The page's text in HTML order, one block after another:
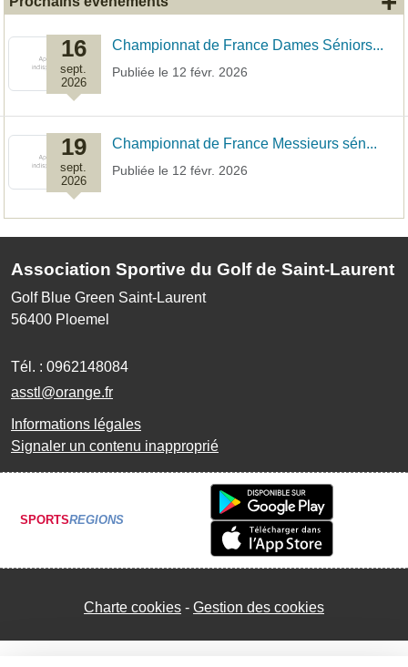
16
sept.
2026
Championnat de France Dames Séniors...
Publiée le 12 févr. 2026
19
sept.
2026
Championnat de France Messieurs sén...
Publiée le 12 févr. 2026
Association Sportive du Golf de Saint-Laurent
Golf Blue Green Saint-Laurent
56400 Ploemel
Tél. : 0962148084
asstl@orange.fr
Informations légales
Signaler un contenu inapproprié
SPORTSREGIONS
Charte cookies Gestion des cookies